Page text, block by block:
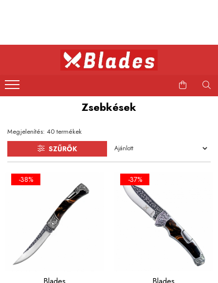
Konyhai kések
Bushcraft kések
Japán kések
Professzionális késekZsebkések
Megjelenítés: 40 termékek
SZŰRŐK
-38% -37%